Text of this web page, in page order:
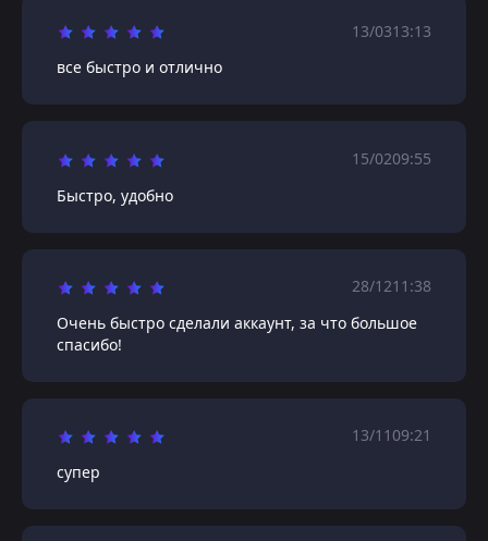
13/0313:13
все быстро и отлично
15/0209:55
Быстро, удобно
28/1211:38
Очень быстро сделали аккаунт, за что большое
спасибо!
13/1109:21
супер